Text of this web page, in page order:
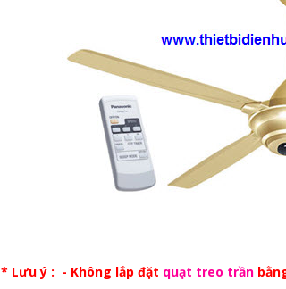
* Lưu ý : - Không lắp đặt quạt treo trần